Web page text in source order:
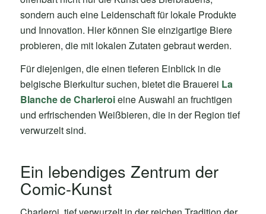
sondern auch eine Leidenschaft für lokale Produkte
und Innovation. Hier können Sie einzigartige Biere
probieren, die mit lokalen Zutaten gebraut werden.
Für diejenigen, die einen tieferen Einblick in die
belgische Bierkultur suchen, bietet die Brauerei La
Blanche de Charleroieine Auswahl an fruchtigen
und erfrischenden Weißbieren, die in der Region tief
verwurzelt sind.
Ein lebendiges Zentrum der
Comic-Kunst